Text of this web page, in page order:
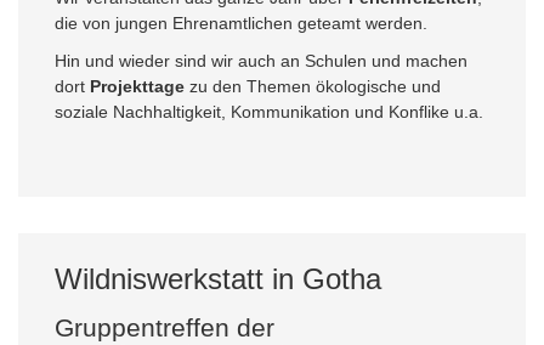
die von jungen Ehrenamtlichen geteamt werden.
Hin und wieder sind wir auch an Schulen und machen
dort Projekttage zu den Themen ökologische und
soziale Nachhaltigkeit, Kommunikation und Konflike u.a.
Wildniswerkstatt in Gotha
Gruppentreffen der